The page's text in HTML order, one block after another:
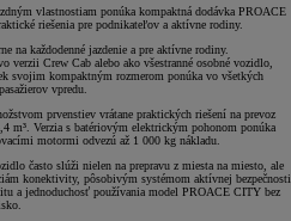
vlastnostiam ponúka kompaktná dodávka PROACE
riešenia pre podnikateľov a aktívne rodiny.
na každodenné jazdenie a pre aktívne rodiny.
Crew Cab alebo ako všestranné osobné vozidlo,
svojim kompaktným rozmerom ponúka vo všetkých
vpredu.
prvenstiev vrátane praktických riešení na prevoz
m³. Verzia s batériovým elektrickým pohonom ponúka
motormi odvezú až 1 000 kg nákladu.
často slúži nielen na prepravu z miesta na miesto, ale
konektivity, pôsobivým systémom aktívnej bezpečnosti
a jednoduchosť používania model PROACE CITY bez